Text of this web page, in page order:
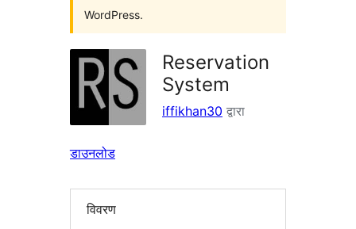
WordPress.
Reservation
System
iffikhan30 द्वारा
डाउनलोड
विवरण